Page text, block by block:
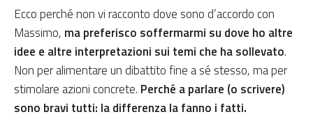
Ecco perché non vi racconto dove sono d’accordo con
Massimo, ma preferisco soffermarmi su dove ho altre
idee e altre interpretazioni sui temi che ha sollevato.
Non per alimentare un dibattito fine a sé stesso, ma per
stimolare azioni concrete. Perché a parlare (o scrivere)
sono bravi tutti: la differenza la fanno i fatti.